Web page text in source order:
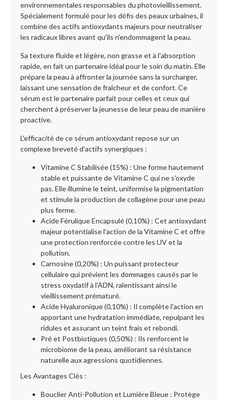
environnementales responsables du photovieillissement.
Spécialement formulé pour les défis des peaux urbaines, il
combine des actifs antioxydants majeurs pour neutraliser
les radicaux libres avant qu'ils n'endommagent la peau.
Sa texture fluide et légère, non grasse et à l'absorption
rapide, en fait un partenaire idéal pour le soin du matin. Elle
prépare la peau à affronter la journée sans la surcharger,
laissant une sensation de fraîcheur et de confort. Ce
sérum est le partenaire parfait pour celles et ceux qui
cherchent à préserver la jeunesse de leur peau de manière
proactive.
L'efficacité de ce sérum antioxydant repose sur un
complexe breveté d'actifs synergiques :
Vitamine C Stabilisée (15%) : Une forme hautement
stable et puissante de Vitamine C qui ne s'oxyde
pas. Elle illumine le teint, uniformise la pigmentation
et stimule la production de collagène pour une peau
plus ferme.
Acide Férulique Encapsulé (0,10%) : Cet antioxydant
majeur potentialise l'action de la Vitamine C et offre
une protection renforcée contre les UV et la
pollution.
Carnosine (0,20%) : Un puissant protecteur
cellulaire qui prévient les dommages causés par le
stress oxydatif à l'ADN, ralentissant ainsi le
vieillissement prématuré.
Acide Hyaluronique (0,10%) : Il complète l'action en
apportant une hydratation immédiate, repulpant les
ridules et assurant un teint frais et rebondi.
Pré et Postbiotiques (0,50%) : Ils renforcent le
microbiome de la peau, améliorant sa résistance
naturelle aux agressions quotidiennes.
Les Avantages Clés :
Bouclier Anti-Pollution et Lumière Bleue : Protège